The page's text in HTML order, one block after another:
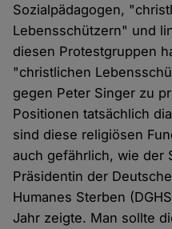
Sozialpädagogen,
Lebensschützern" und
diesen Protestgruppen
"christlichen
gegen Peter Singer zu
Positionen tatsächlich
sind diese religiösen
auch gefährlich, wie der
Präsidentin der
Humanes Sterben
Jahr zeigte. Man sollte